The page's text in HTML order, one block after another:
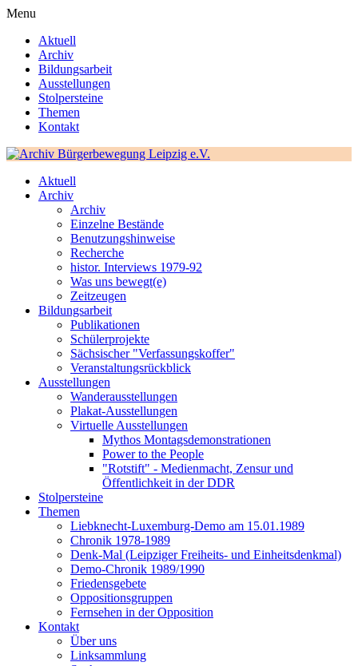
Menu
Aktuell
Archiv
Bildungsarbeit
Ausstellungen
Stolpersteine
Themen
Kontakt
Aktuell
Archiv
Archiv
Einzelne Bestände
Benutzungshinweise
Recherche
histor. Interviews 1979-92
Was uns bewegt(e)
Zeitzeugen
Bildungsarbeit
Publikationen
Schülerprojekte
Sächsischer "Verfassungskoffer"
Veranstaltungsrückblick
Ausstellungen
Wanderausstellungen
Plakat-Ausstellungen
Virtuelle Ausstellungen
Mythos Montagsdemonstrationen
Power to the People
"Rotstift" - Medienmacht, Zensur und
Öffentlichkeit in der DDR
Stolpersteine
Themen
Liebknecht-Luxemburg-Demo am 15.01.1989
Chronik 1978-1989
Denk-Mal (Leipziger Freiheits- und Einheitsdenkmal)
Demo-Chronik 1989/1990
Friedensgebete
Oppositionsgruppen
Fernsehen in der Opposition
Kontakt
Über uns
Linksammlung